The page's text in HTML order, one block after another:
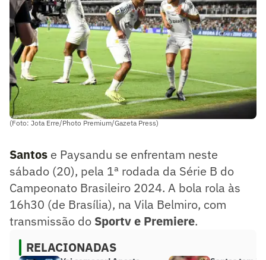
(Foto: Jota Erre/Photo Premium/Gazeta Press)
Santos e Paysandu se enfrentam neste
sábado (20), pela 1ª rodada da Série B do
Campeonato Brasileiro 2024. A bola rola às
16h30 (de Brasília), na Vila Belmiro, com
transmissão do Sportv e Premiere.
RELACIONADAS